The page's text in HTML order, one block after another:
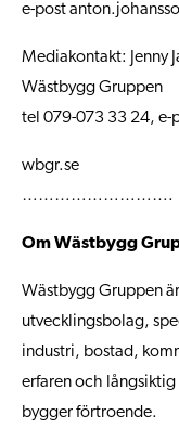
e-post
Mediakontakt: Jenny
Wästbygg Gruppen
tel 079-073 33 24, e-
wbgr.se
……………………….
Om Wästbygg
Wästbygg Gruppen
utvecklingsbolag,
industri, bostad,
erfaren och
bygger förtroende.